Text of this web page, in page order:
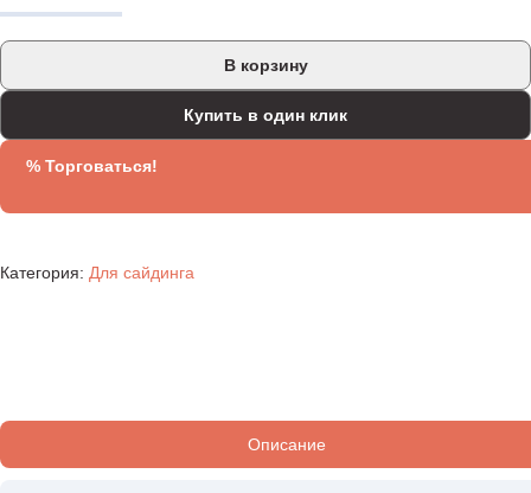
В корзину
Купить в один клик
% Торговаться!
Категория: Для сайдинга
Описание